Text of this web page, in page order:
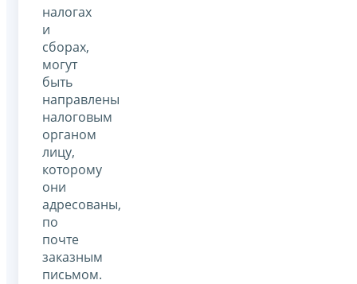
налогах
и
сборах,
могут
быть
направлены
налоговым
органом
лицу,
которому
они
адресованы,
по
почте
заказным
письмом.